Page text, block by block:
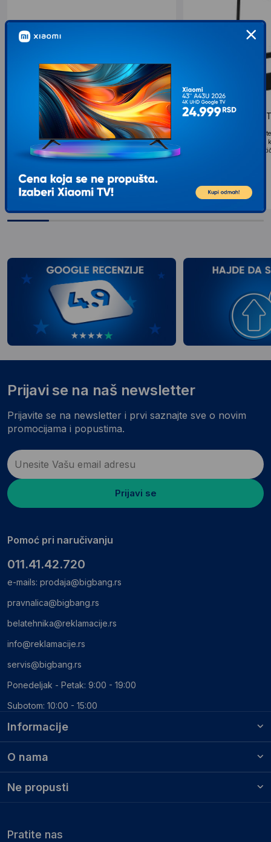
EINHELL By KWB list za višenamensku
testeru 130mm | SB za tvrdo
drvo/srednji zub set 2/1 49571125
List za vi šenamensku testeru 130mm | SB za tvrdo
drvo/srednji zub set 2/1 Einhell by KWB 49571125
Einhell by KWB list za višenamensku testeru...
599 RSD
STANLEY 0-15-218
Tip Ram za bonsek
prednosti: Čelični okvir sa
udobno oblikovanom
Informacije
O nama
Ne propusti
Prijavi se na naš newsletter
Prijavite se na newsletter i prvi saznajte sve o novim
promocijama i popustima.
Prijavi se
Pomoć pri naručivanju
011.41.42.720
e-mails: prodaja@bigbang.rs
pravnalica@bigbang.rs
belatehnika@reklamacije.rs
info@reklamacije.rs
servis@bigbang.rs
Ponedeljak - Petak: 9:00 - 19:00
Subotom: 10:00 - 15:00
Pratite nas